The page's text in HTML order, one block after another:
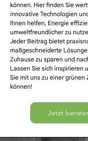
können. Hier finden Sie
innovative Technologien
Ihnen helfen, Energie
umweltfreundlicher zu
Jeder Beitrag bietet
maßgeschneiderte
Zuhause zu sparen und
Lassen Sie sich inspirieren
Sie mit uns zu einer grünen
können!
Jetzt